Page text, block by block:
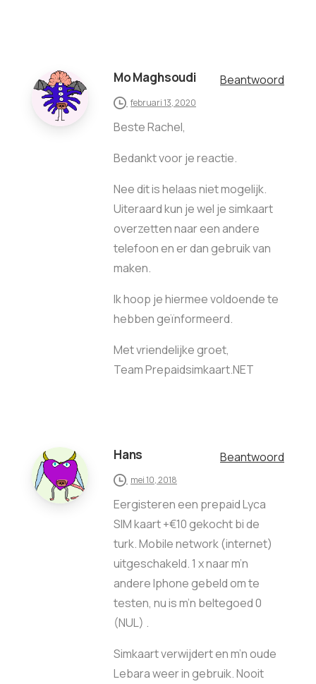
Mo Maghsoudi Beantwoord
februari 13, 2020
Beste Rachel,
Bedankt voor je reactie.
Nee dit is helaas niet mogelijk.
Uiteraard kun je wel je simkaart
overzetten naar een andere
telefoon en er dan gebruik van
maken.
Ik hoop je hiermee voldoende te
hebben geïnformeerd.
Met vriendelijke groet,
Team Prepaidsimkaart.NET
Hans Beantwoord
mei 10, 2018
Eergisteren een prepaid Lyca
SIM kaart +€10 gekocht bi de
turk. Mobile network (internet)
uitgeschakeld. 1 x naar m’n
andere Iphone gebeld om te
testen, nu is m’n beltegoed 0
(NUL) .
Simkaart verwijdert en m’n oude
Lebara weer in gebruik. Nooit